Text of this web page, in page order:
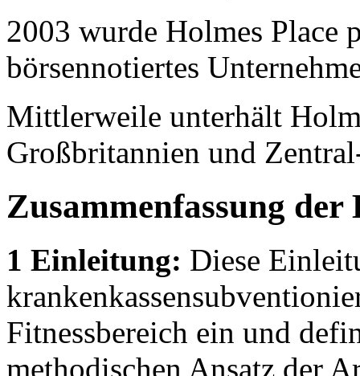
2003 wurde Holmes Place
börsennotiertes
Mittlerweile unterhält
Großbritannien und
Zusammenfassung der
1 Einleitung: Diese
Fitnessbereich ein und
methodischen Ansatz der